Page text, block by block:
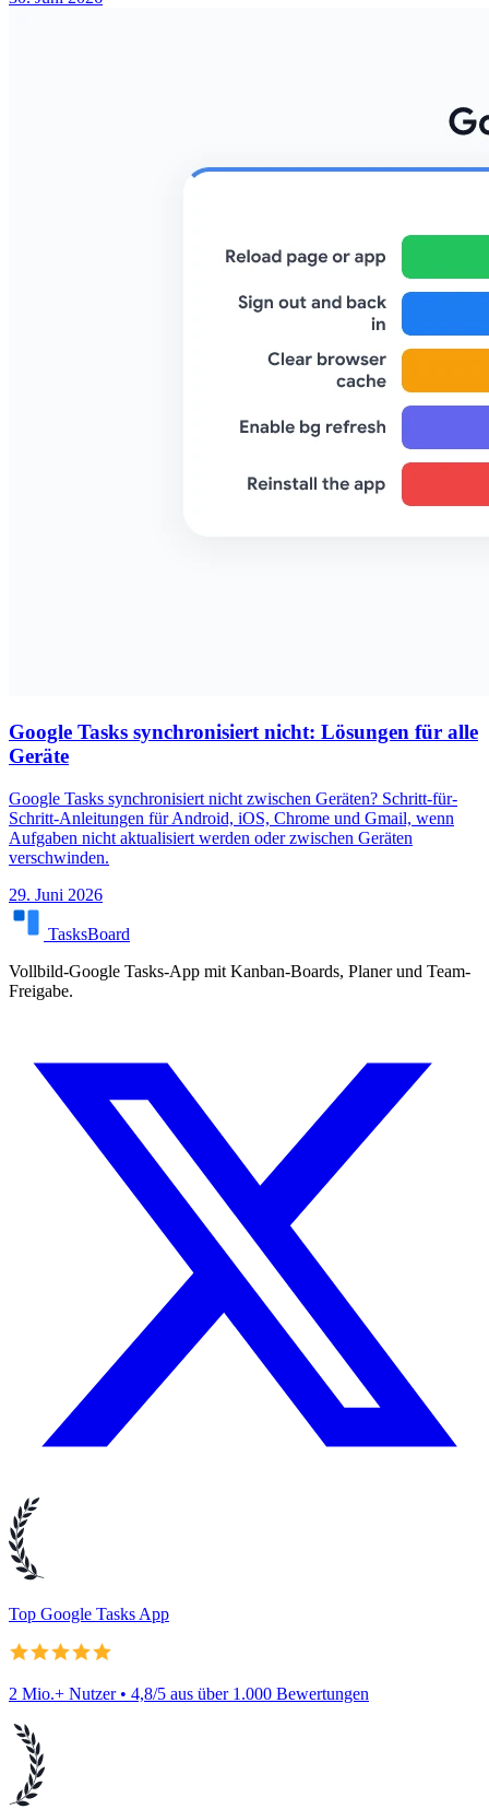
Google Tasks synchronisiert nicht: Lösungen für alle
Geräte
Google Tasks synchronisiert nicht zwischen Geräten? Schritt-für-
Schritt-Anleitungen für Android, iOS, Chrome und Gmail, wenn
Aufgaben nicht aktualisiert werden oder zwischen Geräten
verschwinden.
29. Juni 2026
TasksBoard
Vollbild-Google Tasks-App mit Kanban-Boards, Planer und Team-
Freigabe.
Top Google Tasks App
2 Mio.+ Nutzer • 4,8/5 aus über 1.000 Bewertungen